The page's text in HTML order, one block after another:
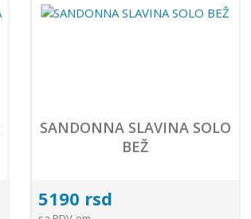
SANDONNA SLAVINA SOLO
BEŽ
5190 rsd